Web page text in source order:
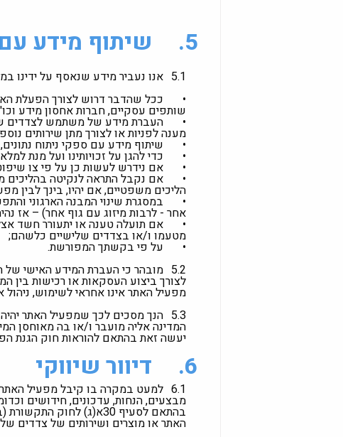
5. שיתוף מידע
5.1 אנו נעביר מידע שנאסף על ידינו
•
ככל שהדבר דרוש לצורך הפעלת
שותפים עסקיים, חברות אחסון מידע
• העברת מידע של משתמש לצדדים
מענה לפניות או לצורך מתן שירותים
• שיתוף מידע עם ספקי ניתוח נתונים,
• כדי להגן על זכויותינו ועל מנת
• אם נידרש לעשות כן על פי צו
• אם נקבל התראה לנקיטה בהליכים
הליכים משפטיים, אם יהיו, בינך לבין
• במסגרת שינוי המבנה הארגוני
אחר - לרבות מיזוג עם גוף אחר) – אז
• אם תועלה טענה או יתעורר חשד
מטעמו ו/או בצדדים שלישיים כלשהם;
•
על פי בקשתך המפורשת.
5.2 מובהר כי העברת המידע האישי
לצורך ביצוע העסקאות או רכישות בין
מפעיל האתר אינו אחראי לשימוש,
5.3 הנך מסכים לכך שמפעיל האתר
המדינה אליה מועבר ו/או בה מאוחסן
יעשה זאת בהתאם להוראות חוק הגנת
6. דיוור שיווקי
6.1 למעט במקרה בו קיבל מפעיל
האתר או מוצרים ושירותים של צדדים